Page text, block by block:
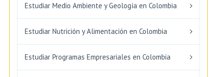
Estudiar Medio Ambiente y Geología en Colombia
Estudiar Nutrición y Alimentación en Colombia
Estudiar Programas Empresariales en Colombia